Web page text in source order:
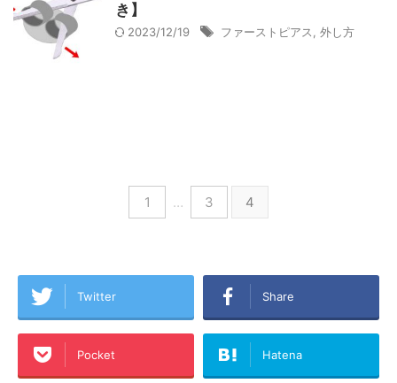
き】
2023/12/19 ファーストピアス 外し方
1 … 3 4
Twitter Share
Pocket Hatena